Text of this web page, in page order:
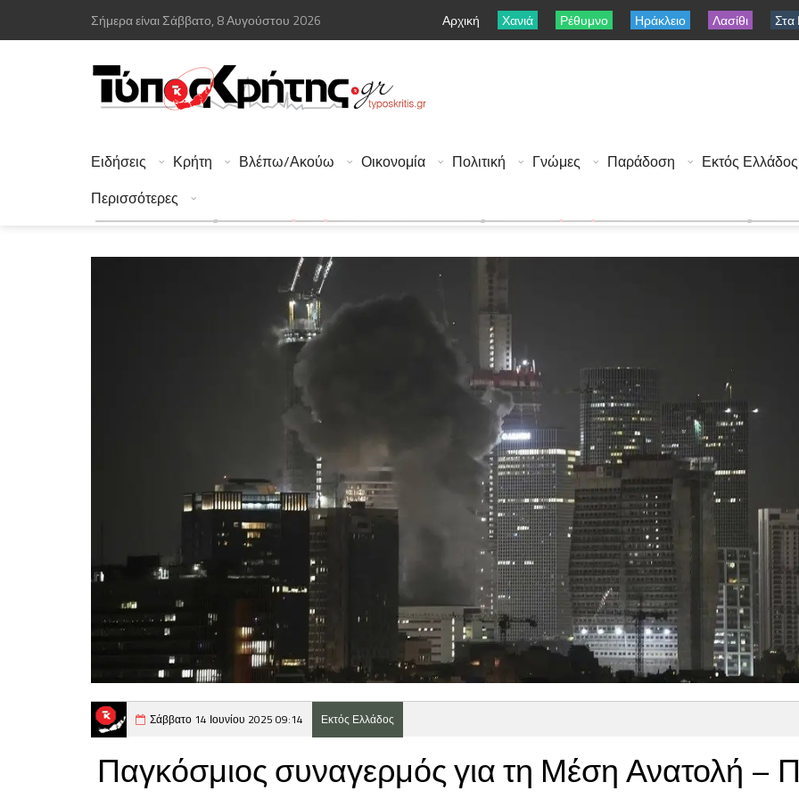
Σήμερα είναι Σάββατο, 8 Αυγούστου 2026 Αρχική Χανιά Ρέθυμνο Ηράκλειο Λασίθι Στα
Ειδήσεις Κρήτη Βλέπω/Ακούω Οικονομία Πολιτική Γνώμες Παράδοση
Εκτός Ελλάδος
Περισσότερες
Σάββατο 14 Ιουνίου 2025 09:14 Εκτός Ελλάδος
Παγκόσμιος συναγερμός για τη Μέση Ανατολή –